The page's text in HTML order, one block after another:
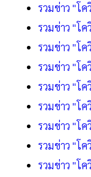
รวมข่าว "โ
รวมข่าว "โ
รวมข่าว "โ
รวมข่าว "โ
รวมข่าว "โ
รวมข่าว "โ
รวมข่าว "โ
รวมข่าว "โ
รวมข่าว "โ